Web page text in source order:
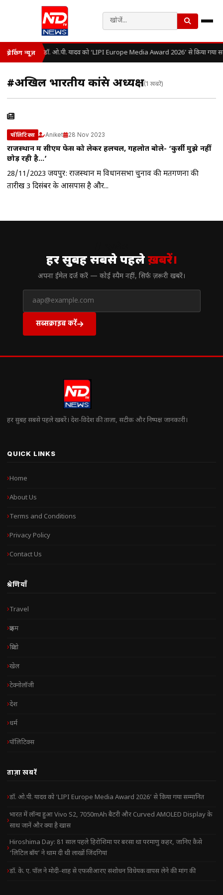
ब्रेकिंग न्यूज़ डॉ. ओ.पी. यादव को ‘LIPI Europe Media Award 2026’ से किया गया
#अखिल भारतीय कांग्रेस अध्यक्ष(1 खबरें)
पॉलिटिक्स Aniket 28 Nov 2023
राजस्थान में सीएम फेस को लेकर हलचल, गहलोत बोले- ‘कुर्सी मुझे नहीं
छोड़ रही है…’
28/11/2023 जयपुर: राजस्थान में विधानसभा चुनाव की मतगणना की
तारीख 3 दिसंबर के आसपास है और...
हर सुबह सबसे पहलेख़बरें।
अपना ईमेल दर्ज करें — कोई स्पैम नहीं, सिर्फ ज़रूरी खबरें।
सब्सक्राइब करें
हर सुबह सबसे पहले खबरें। देश-विदेश की ताज़ा, सटीक और निष्पक्ष जानकारी।
QUICK LINKS
Home
About Us
Terms and Conditions
Privacy Policy
Contact Us
श्रेणियाँ
Travel
क्राइम
क्रिप्टो
खेल
टेक्नोलॉजी
देश
धर्म
पॉलिटिक्स
ताज़ा खबरें
डॉ. ओ.पी. यादव को ‘LIPI Europe Media Award 2026’ से किया गया सम्मानित
भारत में लॉन्च हुआ Vivo S2, 7050mAh बैटरी और Curved AMOLED Display के
साथ जानें और क्या है खास
Hiroshima Day: 81 साल पहले हिरोशिमा पर बरसा था परमाणु कहर, जानिए कैसे
‘लिटिल बॉय’ ने थाम दी थी लाखों जिंदगियां
डॉ. के. ए. पॉल ने मोदी-शाह से एफसीआरए संशोधन विधेयक वापस लेने की मांग की